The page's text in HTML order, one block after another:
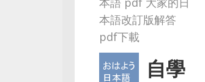
本語改訂版解答
pdf下載
自學